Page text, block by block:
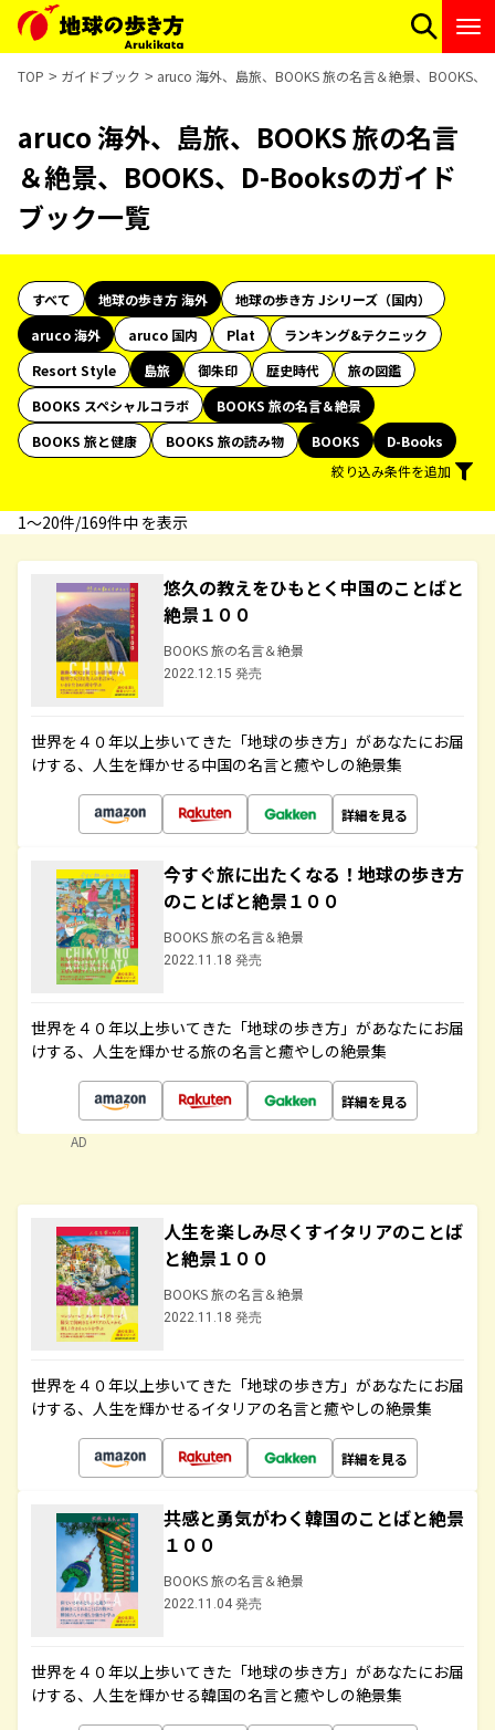
TOP ガイドブック aruco 海外、島旅、BOOKS 旅の名言＆絶景、BOOKS
aruco 海外、島旅、BOOKS 旅の名言
＆絶景、BOOKS、D-Booksのガイド
ブック一覧
すべて 地球の歩き方 海外
地球の歩き方 Jシリーズ（国内）
aruco 海外
aruco 国内 Plat
ランキング&テクニック
Resort Style
島旅 御朱印 歴史時代
旅の図鑑
BOOKS スペシャルコラボ
BOOKS 旅の名言＆絶景
BOOKS 旅と健康
BOOKS 旅の読み物 BOOKS
D-Books
絞り込み条件を追加
1〜20件/169件中 を表示
悠久の教えをひもとく中国のことばと
絶景１００
BOOKS 旅の名言＆絶景
2022.12.15 発売
世界を４０年以上歩いてきた「地球の歩き方」があなたにお届
けする、人生を輝かせる中国の名言と癒やしの絶景集
詳細を見る
今すぐ旅に出たくなる！地球の歩き方
のことばと絶景１００
BOOKS 旅の名言＆絶景
2022.11.18 発売
世界を４０年以上歩いてきた「地球の歩き方」があなたにお届
けする、人生を輝かせる旅の名言と癒やしの絶景集
詳細を見る
AD
人生を楽しみ尽くすイタリアのことば
と絶景１００
BOOKS 旅の名言＆絶景
2022.11.18 発売
世界を４０年以上歩いてきた「地球の歩き方」があなたにお届
けする、人生を輝かせるイタリアの名言と癒やしの絶景集
詳細を見る
共感と勇気がわく韓国のことばと絶景
１００
BOOKS 旅の名言＆絶景
2022.11.04 発売
世界を４０年以上歩いてきた「地球の歩き方」があなたにお届
けする、人生を輝かせる韓国の名言と癒やしの絶景集